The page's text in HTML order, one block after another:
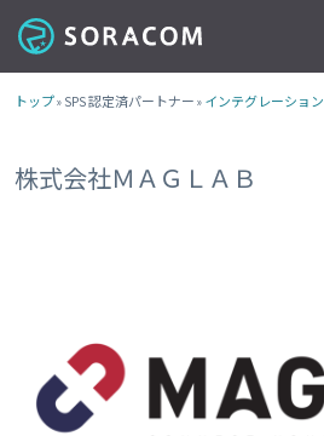
製品
事例
料金
ドキュメント
導入支援
IoTストア
最新情報
トップ» SPS 認定済パートナー » インテグレーション
株式会社ＭＡＧＬＡＢ